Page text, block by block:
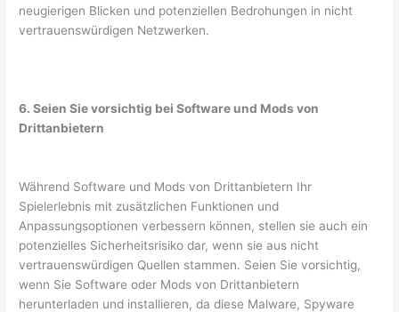
neugierigen Blicken und potenziellen Bedrohungen in nicht
vertrauenswürdigen Netzwerken.
6. Seien Sie vorsichtig bei Software und Mods von
Drittanbietern
Während Software und Mods von Drittanbietern Ihr
Spielerlebnis mit zusätzlichen Funktionen und
Anpassungsoptionen verbessern können, stellen sie auch ein
potenzielles Sicherheitsrisiko dar, wenn sie aus nicht
vertrauenswürdigen Quellen stammen. Seien Sie vorsichtig,
wenn Sie Software oder Mods von Drittanbietern
herunterladen und installieren, da diese Malware, Spyware